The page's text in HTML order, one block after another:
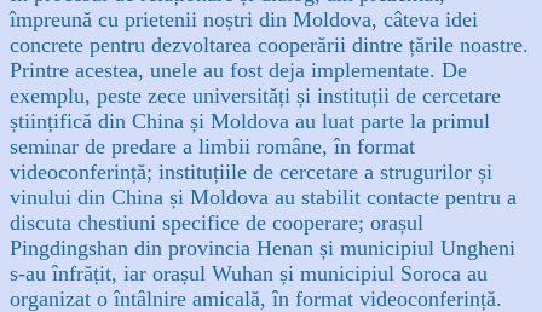
împreună cu prietenii noștri din Moldova, câteva idei
concrete pentru dezvoltarea cooperării dintre țările noastre.
Printre acestea, unele au fost deja implementate. De
exemplu, peste zece universități și instituții de cercetare
științifică din China și Moldova au luat parte la primul
seminar de predare a limbii române, în format
videoconferință; instituțiile de cercetare a strugurilor și
vinului din China și Moldova au stabilit contacte pentru a
discuta chestiuni specifice de cooperare; orașul
Pingdingshan din provincia Henan și municipiul Ungheni
s-au înfrățit, iar orașul Wuhan și municipiul Soroca au
organizat o întâlnire amicală, în format videoconferință.